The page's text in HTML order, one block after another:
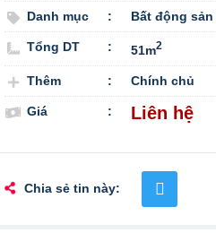
Danh mục : Bất động sản
Tổng DT : 51m2
Thêm : Chính chủ
Giá : Liên hệ
Chia sẻ tin này: